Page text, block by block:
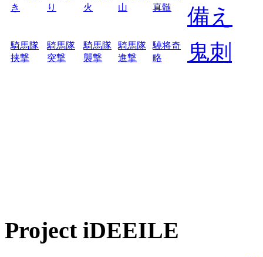
き
り
火
山
真髄
備え
騎馬隊
挟撃
騎馬隊
突撃
騎馬隊
襲撃
騎馬隊
進撃
驍将奇
略
鬼刺
Project iDEEILE